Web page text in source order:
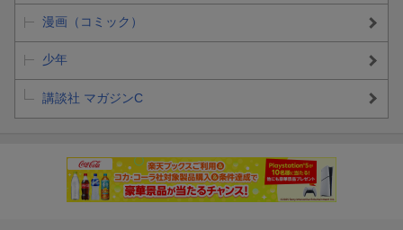
漫画（コミック）
少年
講談社 マガジンC